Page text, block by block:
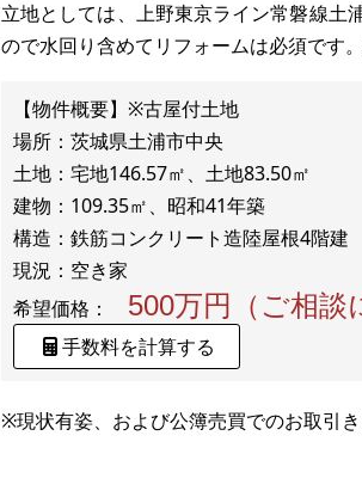
立地としては、上野東京ライン常磐線土
ので水回り含めてリフォームは必須です
【物件概要】※古屋付土地
場所：茨城県土浦市中央
土地：宅地146.57㎡、土地83.50㎡
建物：109.35㎡、昭和41年築
構造：鉄筋コンクリート造陸屋根4階建
希望価格：
500万円（ご相談
手数料を計算する
※現状有姿、および公簿売買でのお取引き